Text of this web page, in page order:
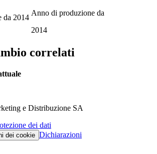
da 2014
Anno di produzione da
2014
correlati
e Distribuzione SA
dei dati
dei cookie Dichiarazioni